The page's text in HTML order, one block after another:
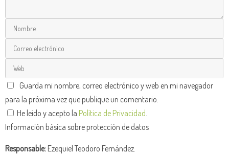
Guarda mi nombre, correo electrónico y web en mi navegador
para la próxima vez que publique un comentario.
He leído y acepto la Política de Privacidad
Información básica sobre protección de datos
Responsable:Ezequiel Teodoro Fernández.